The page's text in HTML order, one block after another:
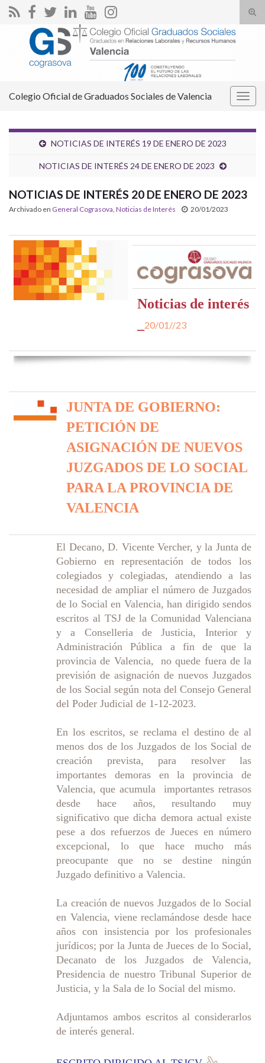
el
Search for:
Colegio Oficial de Graduados Sociales de Valencia
NOTICIAS DE INTERÉS 19 DE ENERO DE 2023
NOTICIAS DE INTERÉS 24 DE ENERO DE 2023
NOTICIAS DE INTERÉS 20 DE ENERO DE 2023
Archivado en General Cograsova Noticias de Interés 20/01/2023
Noticias de interés
20/01//23
JUNTA DE GOBIERNO:
PETICIÓN DE
ASIGNACIÓN DE NUEVOS
JUZGADOS DE LO SOCIAL
PARA LA PROVINCIA DE
VALENCIA
El Decano, D. Vicente Vercher, y la Junta de
Gobierno en representación de todos los
colegiados y colegiadas, atendiendo a las
necesidad de ampliar el número de Juzgados
de lo Social en Valencia, han dirigido sendos
escritos al TSJ de la Comunidad Valenciana
y a Conselleria de Justicia, Interior y
Administración Pública a fin de que la
provincia de Valencia, no quede fuera de la
previsión de asignación de nuevos Juzgados
de los Social según nota del Consejo General
del Poder Judicial de 1-12-2023.
En los escritos, se reclama el destino de al
menos dos de los Juzgados de los Social de
creación prevista, para resolver las
importantes demoras en la provincia de
Valencia, que acumula importantes retrasos
desde hace años, resultando muy
significativo que dicha demora actual existe
pese a dos refuerzos de Jueces en número
excepcional, lo que hace mucho más
preocupante que no se destine ningún
Juzgado definitivo a Valencia.
La creación de nuevos Juzgados de lo Social
en Valencia, viene reclamándose desde hace
años con insistencia por los profesionales
jurídicos; por la Junta de Jueces de lo Social,
Decanato de los Juzgados de Valencia,
Presidencia de nuestro Tribunal Superior de
Justicia, y la Sala de lo Social del mismo.
Adjuntamos ambos escritos al considerarlos
de interés general.